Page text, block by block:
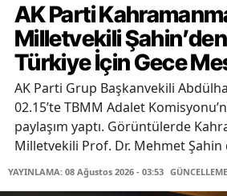
AK Parti
Milletvekili
Türkiye İçin Gece
AK Parti Grup Başkanvekili
02.15’te TBMM Adalet
paylaşım yaptı. Görüntülerde
Milletvekili Prof. Dr. Mehmet Şahin
YAYINLAMA: 08 Ağustos 2026 - 03:53